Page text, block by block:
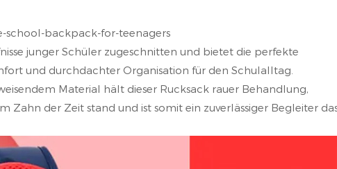
school-backpack-for-teenagers
junger Schüler zugeschnitten und bietet die perfekte
und durchdachter Organisation für den Schulalltag.
Material hält dieser Rucksack rauer Behandlung,
der Zeit stand und ist somit ein zuverlässiger Begleiter